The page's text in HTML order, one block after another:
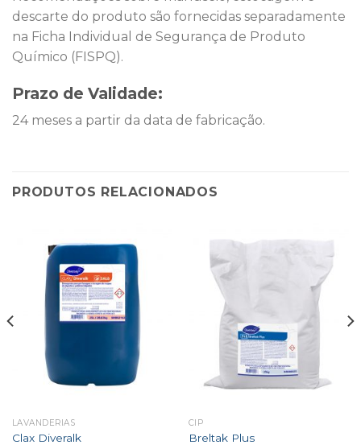
descarte do produto são fornecidas separadamente
na Ficha Individual de Segurança de Produto
Químico (FISPQ).
Prazo de Validade:
24 meses a partir da data de fabricação.
PRODUTOS RELACIONADOS
LAVANDERIAS
Clax Diveralk
CIP
Breltak Plus